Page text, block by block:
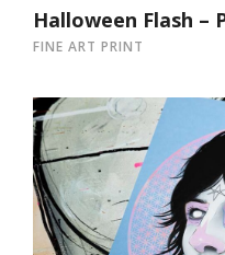
Halloween Flash –
FINE ART PRINT